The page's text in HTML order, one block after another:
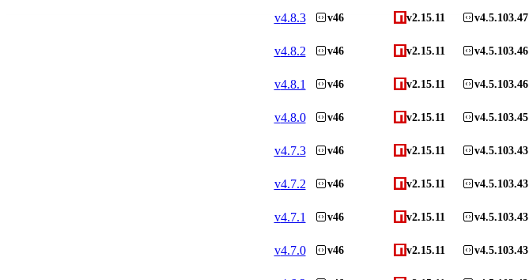
v4.8.3 v46 v2.15.11 v4.5.103.47
v4.8.2 v46 v2.15.11 v4.5.103.46
v4.8.1 v46 v2.15.11 v4.5.103.46
v4.8.0 v46 v2.15.11 v4.5.103.45
v4.7.3 v46 v2.15.11 v4.5.103.43
v4.7.2 v46 v2.15.11 v4.5.103.43
v4.7.1 v46 v2.15.11 v4.5.103.43
v4.7.0 v46 v2.15.11 v4.5.103.43